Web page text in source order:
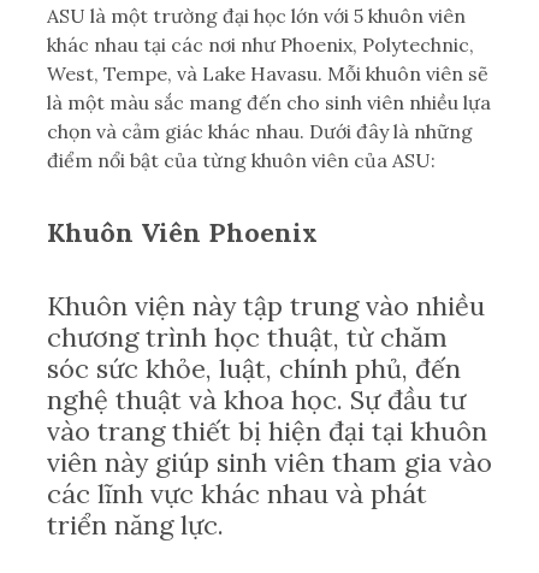
ASU là một trường đại học lớn với 5 khuôn viên
khác nhau tại các nơi như Phoenix, Polytechnic,
West, Tempe, và Lake Havasu. Mỗi khuôn viên sẽ
là một màu sắc mang đến cho sinh viên nhiều lựa
chọn và cảm giác khác nhau. Dưới đây là những
điểm nổi bật của từng khuôn viên của ASU:
Khuôn Viên Phoenix
Khuôn viện này tập trung vào nhiều
chương trình học thuật, từ chăm
sóc sức khỏe, luật, chính phủ, đến
nghệ thuật và khoa học. Sự đầu tư
vào trang thiết bị hiện đại tại khuôn
viên này giúp sinh viên tham gia vào
các lĩnh vực khác nhau và phát
triển năng lực.